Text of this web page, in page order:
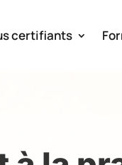
certifiants